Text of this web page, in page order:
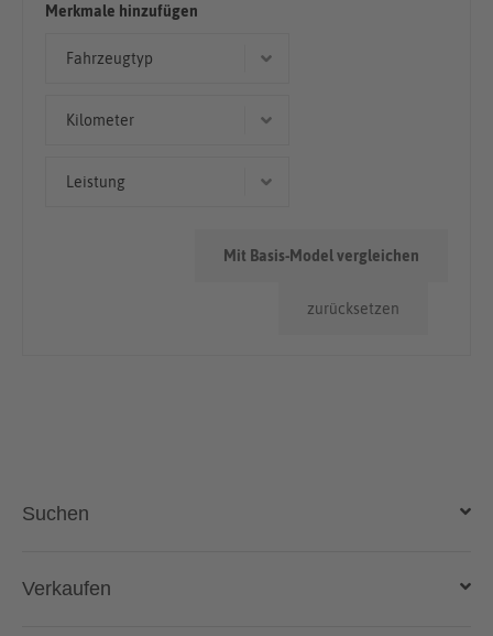
Merkmale hinzufügen
Fahrzeugtyp
Kilometer
Leistung
zurücksetzen
Mit Basis-Model vergleichen
Suchen
Auto kaufen
Verkaufen